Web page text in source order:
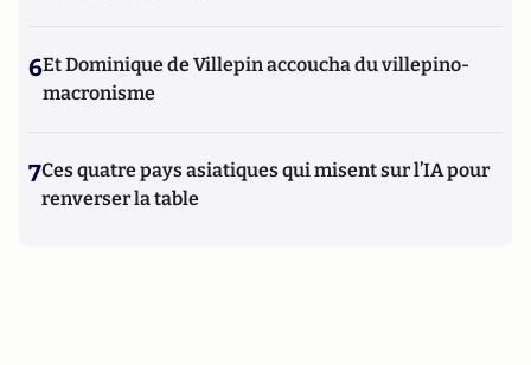
6Et Dominique de Villepin accoucha du villepino-
macronisme
7Ces quatre pays asiatiques qui misent sur l’IA pour
renverser la table